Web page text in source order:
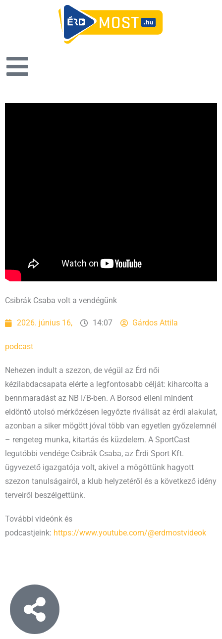
Csibrák Csaba volt a vendégünk
2026. június 16, 14:07 Gárdos Attila
podcast
Nehezen indult a szezon, de végül az Érd női
kézilabdacsapata elérte a legfontosabb célját: kiharcolta a
bennmaradást az NB I/B-ben. A Borsod elleni mindent
eldöntő utolsó mérkőzésen legyőzte riválisát az érdi alakulat,
azonban a siker mögött jóval több van egyetlen győzelemnél
– rengeteg munka, kitartás és küzdelem. A SportCast
legutóbbi vendége Csibrák Csaba, az Érdi Sport Kft.
ügyvezető igazgatója volt, akivel a mögöttünk hagyott
szezon tanulságairól, a klub helyzetéről és a következő idény
terveiről beszélgettünk.
További videónk és
podcastjeink: https://www.youtube.com/@erdmostvideok